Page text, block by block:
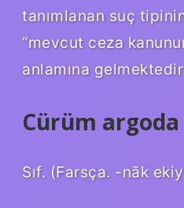
tanımlanan suç
“mevcut ceza
anlamına
Cürüm
Sıf. (Farsça. -nāk